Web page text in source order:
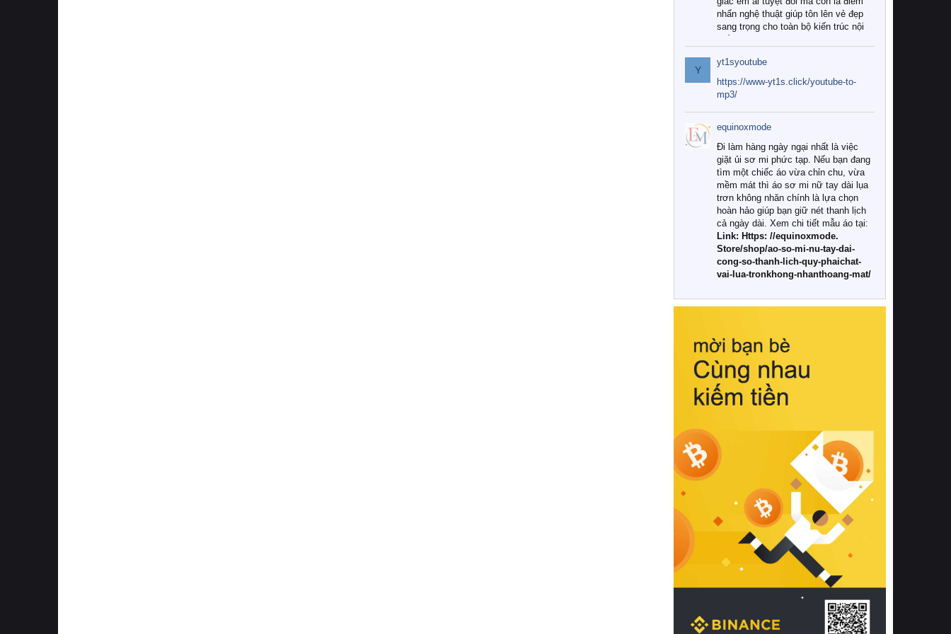
nhấn nghệ thuật giúp tôn lên vẻ đẹp
sang trọng cho toàn bộ kiến trúc nội
Tuy nhiên, giữa thị trường đa dạng
với vô vàn thương hiệu và mẫu mã
như hiện nay, làm thế nào để chọn
được những bộ chăn ga gối đệm cao
cấp thực sự chất lượng, phù hợp với
khí hậu và nhu cầu sử dụng của gia
đình? Hãy cùng chúng tôi đi tìm lời
giải đáp chi tiết qua bài viết dưới đây.
1. Tại sao các gia đình hiện đại lại ưa
chuộng chăn ga gối đệm cao cấp?
Khác với các dòng sản phẩm thông
thường, những bộ chăn ga gối đệm
cao cấp trải qua quy trình sản xuất
nghiêm ngặt từ khâu chọn lọc nguyên
liệu tự nhiên đến công nghệ dệt
nhuộm hiện đại không chứa hóa chất
này, bạn sẽ cảm nhận rõ rệt sự khác
hồi chuẩn xác của phần đệm nâng đỡ
cột sống.
Bên cạnh đó, việc lựa chọn các dòng
sản phẩm đạt chuẩn chất lượng quốc
tế còn giúp ngăn ngừa tình trạng kích
khuẩn và nấm mốc trong điều kiện
thời tiết nóng ẩm. Bạn có thể tìm hiểu
thêm các nghiên cứu khoa học về tác
động của giấc ngủ và môi trường
phòng ngủ đối với sức khỏe con
người tại Sleep Foundation (External
Link) để có cái nhìn toàn diện hơn.
2. Các tiêu chí vàng khi lựa chọn
chăn ga gối đệm cao cấp cho phòng
ngủ
Để sở hữu một bộ chăn ga gối đệm
cao cấp hoàn hảo cả về thẩm mỹ lẫn
công năng, người tiêu dùng cần cân
nhắc kỹ lưỡng các tiêu chí quan trọng
Y
yt1syoutube
https://www-yt1s.click/youtube-to-
mp3/
equinoxmode
Đi làm hàng ngày ngại nhất là việc
giặt ủi sơ mi phức tạp. Nếu bạn đang
tìm một chiếc áo vừa chỉn chu, vừa
mềm mát thì áo sơ mi nữ tay dài lụa
trơn không nhăn chính là lựa chọn
hoàn hảo giúp bạn giữ nét thanh lịch
cả ngày dài. Xem chi tiết mẫu áo tại:
Link: Https: //equinoxmode.
Store/shop/ao-so-mi-nu-tay-dai-
cong-so-thanh-lich-quy-phaichat-
vai-lua-tronkhong-nhanthoang-mat/